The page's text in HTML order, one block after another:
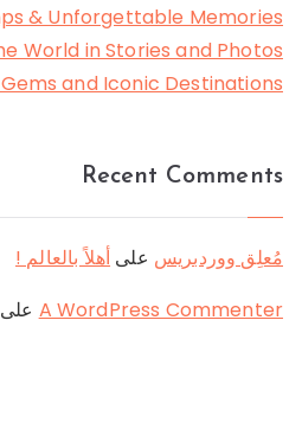
& Unforgettable Memories
World in Stories and Photos
and Iconic Destinations
Recent Comments
مُعلِق ووردبريس على أهلاً بالعالم !
A WordPress Commenter